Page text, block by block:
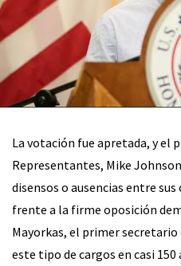
La votación fue apretada, y el
Representantes, Mike
disensos o ausencias entre
frente a la firme oposición
Mayorkas, el primer
este tipo de cargos en casi 150